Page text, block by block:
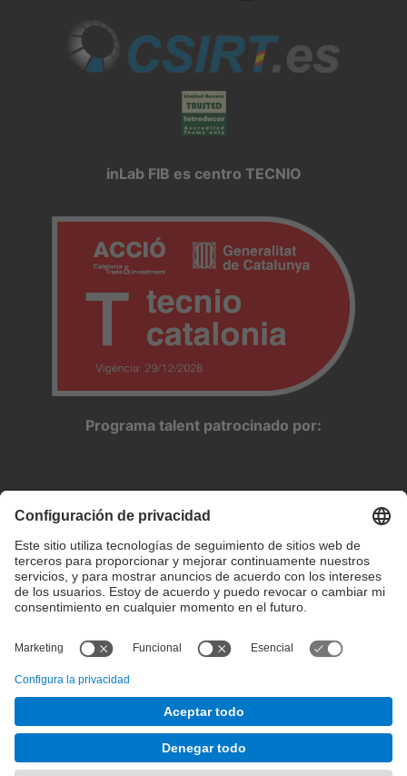
inLab FIB es centro TECNIO
Programa talent patrocinado por:
Configuración de privacidad
Condiciones de uso